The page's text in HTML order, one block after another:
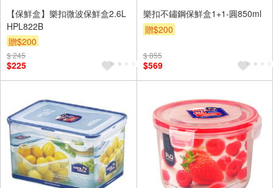
【保鮮盒】樂扣微波保鮮盒2.6L
HPL822B
贈$200
$ 245
$225
樂扣不鏽鋼保鮮盒1+1-圓850ml
贈$200
$ 855
$569